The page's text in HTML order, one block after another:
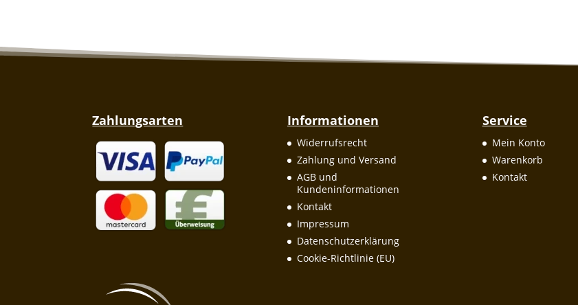
Zahlungsarten Informationen
Widerrufsrecht
Zahlung und Versand
AGB und
Kundeninformationen
Kontakt
Impressum
Datenschutzerklärung
Cookie-Richtlinie (EU)
Service
Mein Konto
Warenkorb
Kontakt